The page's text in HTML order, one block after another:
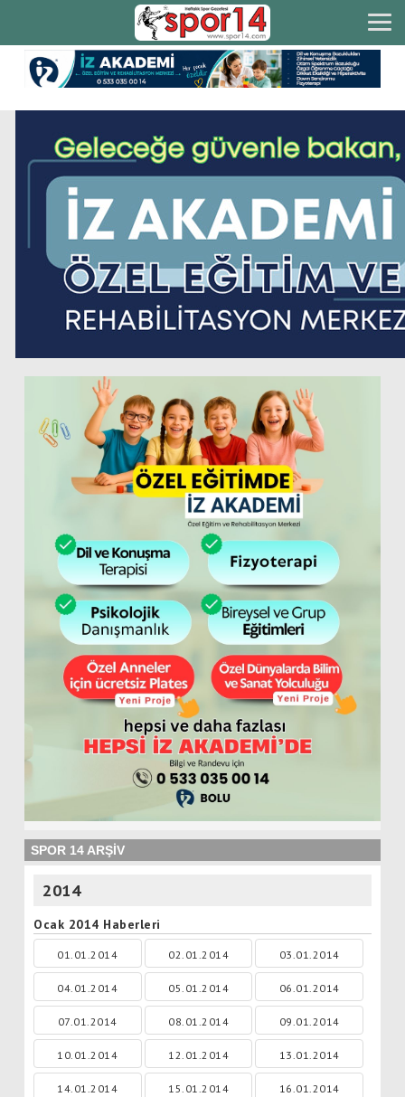
SPOR 14 ARŞİV
2014
Ocak 2014 Haberleri
01.01.2014 02.01.2014 03.01.2014
04.01.2014 05.01.2014 06.01.2014
07.01.2014 08.01.2014 09.01.2014
10.01.2014 12.01.2014 13.01.2014
14.01.2014 15.01.2014 16.01.2014